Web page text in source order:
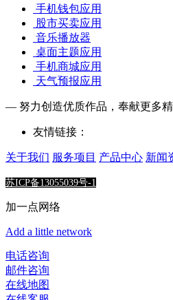
手机钱包应用
股市买卖应用
音乐播放器
桌面主题应用
手机商城应用
天气预报应用
— 努力创造优质作品，奉献更多
友情链接：
关于我们 服务项目 产品中心 新闻
苏ICP备13055039号-1
加一点网络
Add a little network
电话咨询
邮件咨询
在线地图